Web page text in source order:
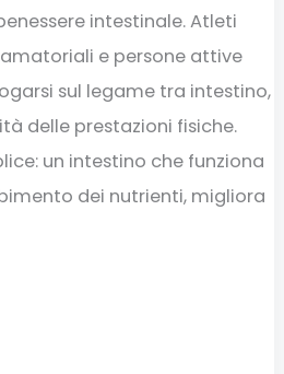
intestinale. Atleti
e persone attive
sul legame tra intestino,
delle prestazioni fisiche.
un intestino che funziona
dei nutrienti, migliora